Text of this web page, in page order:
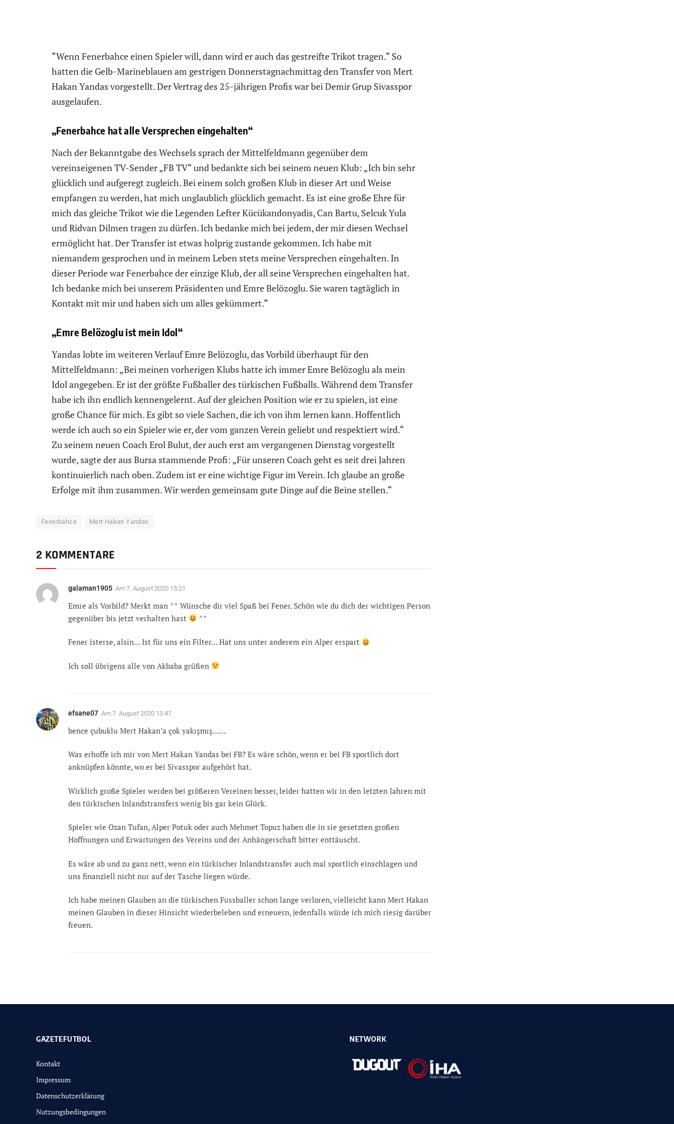
“Wenn Fenerbahce einen Spieler will, dann wird er auch das gestreifte Trikot tragen.“ So
hatten die Gelb-Marineblauen am gestrigen Donnerstagnachmittag den Transfer von Mert
Hakan Yandas vorgestellt. Der Vertrag des 25-jährigen Profis war bei Demir Grup Sivasspor
ausgelaufen.
„Fenerbahce hat alle Versprechen eingehalten“
Nach der Bekanntgabe des Wechsels sprach der Mittelfeldmann gegenüber dem
vereinseigenen TV-Sender „FB TV“ und bedankte sich bei seinem neuen Klub: „Ich bin sehr
glücklich und aufgeregt zugleich. Bei einem solch großen Klub in dieser Art und Weise
empfangen zu werden, hat mich unglaublich glücklich gemacht. Es ist eine große Ehre für
mich das gleiche Trikot wie die Legenden Lefter Kücükandonyadis, Can Bartu, Selcuk Yula
und Ridvan Dilmen tragen zu dürfen. Ich bedanke mich bei jedem, der mir diesen Wechsel
ermöglicht hat. Der Transfer ist etwas holprig zustande gekommen. Ich habe mit
niemandem gesprochen und in meinem Leben stets meine Versprechen eingehalten. In
dieser Periode war Fenerbahce der einzige Klub, der all seine Versprechen eingehalten hat.
Ich bedanke mich bei unserem Präsidenten und Emre Belözoglu. Sie waren tagtäglich in
Kontakt mit mir und haben sich um alles gekümmert.“
„Emre Belözoglu ist mein Idol“
Yandas lobte im weiteren Verlauf Emre Belözoglu, das Vorbild überhaupt für den
Mittelfeldmann: „Bei meinen vorherigen Klubs hatte ich immer Emre Belözoglu als mein
Idol angegeben. Er ist der größte Fußballer des türkischen Fußballs. Während dem Transfer
habe ich ihn endlich kennengelernt. Auf der gleichen Position wie er zu spielen, ist eine
große Chance für mich. Es gibt so viele Sachen, die ich von ihm lernen kann. Hoffentlich
werde ich auch so ein Spieler wie er, der vom ganzen Verein geliebt und respektiert wird.“
Zu seinem neuen Coach Erol Bulut, der auch erst am vergangenen Dienstag vorgestellt
wurde, sagte der aus Bursa stammende Profi: „Für unseren Coach geht es seit drei Jahren
kontinuierlich nach oben. Zudem ist er eine wichtige Figur im Verein. Ich glaube an große
Erfolge mit ihm zusammen. Wir werden gemeinsam gute Dinge auf die Beine stellen.“
Fenerbahce Mert Hakan Yandas
2 KOMMENTARE
galaman1905 Am 7. August 2020 15:21
Emre als Vorbild? Merkt man ^^ Wünsche dir viel Spaß bei Fener. Schön wie du dich der wichtigen Person
gegenüber bis jetzt verhalten hast
^^
Fener isterse, alsin… Ist für uns ein Filter… Hat uns unter anderem ein Alper erspart
Ich soll übrigens alle von Akbaba grüßen
efsane07 Am 7. August 2020 13:47
bence çubuklu Mert Hakan’a çok yakışmış……
Was erhoffe ich mir von Mert Hakan Yandas bei FB? Es wäre schön, wenn er bei FB sportlich dort
anknüpfen könnte, wo er bei Sivasspor aufgehört hat.
Wirklich große Spieler werden bei größeren Vereinen besser, leider hatten wir in den letzten Jahren mit
den türkischen Inlandstransfers wenig bis gar kein Glück.
Spieler wie Ozan Tufan, Alper Potuk oder auch Mehmet Topuz haben die in sie gesetzten großen
Hoffnungen und Erwartungen des Vereins und der Anhängerschaft bitter enttäuscht.
Es wäre ab und zu ganz nett, wenn ein türkischer Inlandstransfer auch mal sportlich einschlagen und
uns finanziell nicht nur auf der Tasche liegen würde.
Ich habe meinen Glauben an die türkischen Fussballer schon lange verloren, vielleicht kann Mert Hakan
meinen Glauben in dieser Hinsicht wiederbeleben und erneuern, jedenfalls würde ich mich riesig darüber
freuen.
GAZETEFUTBOL
Kontakt
Impressum
Datenschutzerklärung
Nutzungsbedingungen
NETWORK